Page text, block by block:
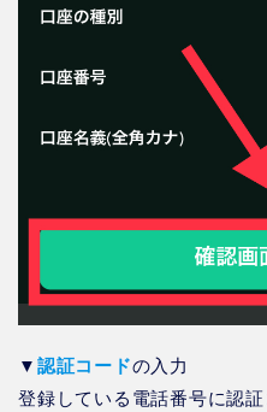
▼ 認証コードの入力
登録している電話番号に認